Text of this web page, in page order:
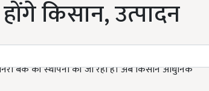
किसान, उत्पादन
बैंक की स्थापना की जा रही है। अब किसान आधुनिक